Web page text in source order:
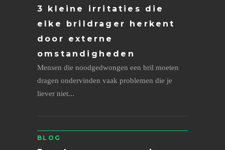
3 kleine irritaties die
elke brildrager herkent
door externe
omstandigheden
Mensen die noodgedwongen een bril moeten
dragen ondervinden vaak problemen die je
liever niet...
BLOG